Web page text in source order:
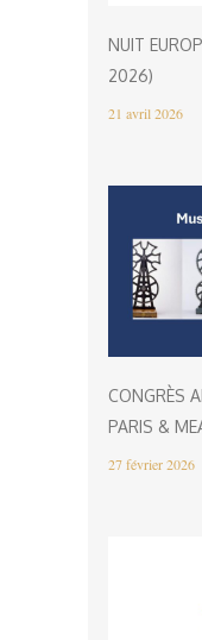
NUIT
2026)
21 avril 2026
CONGRÈS
PARIS &
27 février 2026